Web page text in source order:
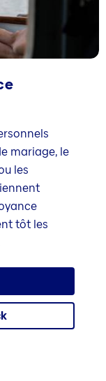
mariage, le
les
tôt les